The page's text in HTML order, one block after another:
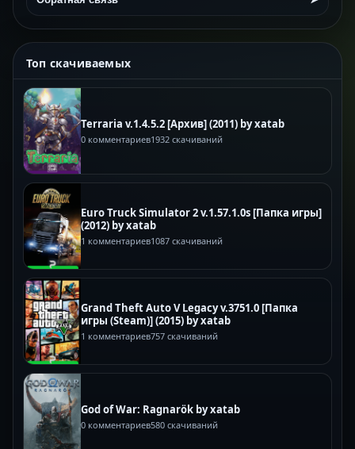
Топ скачиваемых
Terraria v.1.4.5.2 [Архив] (2011) by xatab
0 комментариев1932 скачиваний
Euro Truck Simulator 2 v.1.57.1.0s [Папка игры]
(2012) by xatab
1 комментариев1087 скачиваний
Grand Theft Auto V Legacy v.3751.0 [Папка
игры (Steam)] (2015) by xatab
1 комментариев757 скачиваний
God of War: Ragnarök by xatab
0 комментариев580 скачиваний